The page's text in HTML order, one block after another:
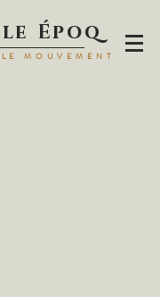
Époq
MOUVEMENT